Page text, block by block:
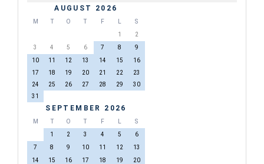
AUGUST 2026
M T O T F
S
1
2
3
4 5 6 7 8
9
10
11 12 13 14 15
16
17
18 19 20 21 22
23
24
25 26 27 28 29
30
31
SEPTEMBER 2026
M T O T F
S
1
2 3 4 5
6
7
8 9 10 11 12
13
14
15 16 17 18 19
20